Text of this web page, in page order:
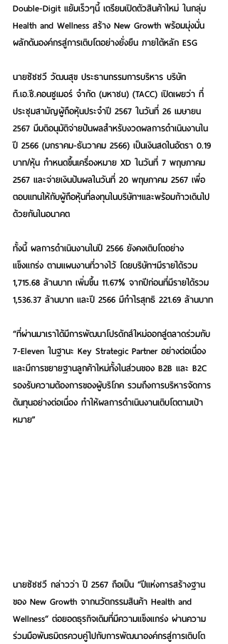
Double-Digit แย้มเร็วๆนี้ เตรียมเปิดตัวสินค้าใหม่ ในกลุ่ม
Health and Wellness สร้าง New Growth พร้อมมุ่งมั่น
ผลักดันองค์กรสู่การเติบโตอย่างยั่งยืน ภายใต้หลัก ESG
นายชัชชวี วัฒนสุข ประธานกรรมการบริหาร บริษัท
ที.เอ.ซี.คอนซูเมอร์ จำกัด (มหาชน) (TACC) เปิดเผยว่า ที่
ประชุมสามัญผู้ถือหุ้นประจำปี 2567 ในวันที่ 26 เมษายน
2567 มีมติอนุมัติจ่ายปันผลสำหรับงวดผลการดำเนินงานใน
ปี 2566 (มกราคม-ธันวาคม 2566) เป็นเงินสดในอัตรา 0.19
บาท/หุ้น กำหนดขึ้นเครื่องหมาย XD ในวันที่ 7 พฤษภาคม
2567 และจ่ายเงินปันผลในวันที่ 20 พฤษภาคม 2567 เพื่อ
ตอบแทนให้กับผู้ถือหุ้นที่ลงทุนในบริษัทฯและพร้อมก้าวเดินไป
ด้วยกันในอนาคต
ทั้งนี้ ผลการดำเนินงานในปี 2566 ยังคงเติบโตอย่าง
แข็งแกร่ง ตามแผนงานที่วางไว้ โดยบริษัทฯมีรายได้รวม
1,715.68 ล้านบาท เพิ่มขึ้น 11.67% จากปีก่อนที่มีรายได้รวม
1,536.37 ล้านบาท และปี 2566 มีกำไรสุทธิ 221.69 ล้านบาท
“ที่ผ่านมาเราได้มีการพัฒนาโปรดักส์ใหม่ออกสู่ตลาดร่วมกับ
7-Eleven ในฐานะ Key Strategic Partner อย่างต่อเนื่อง
และมีการขยายฐานลูกค้าใหม่ทั้งในส่วนของ B2B และ B2C
รองรับความต้องการของผู้บริโภค รวมถึงการบริหารจัดการ
ต้นทุนอย่างต่อเนื่อง ทำให้ผลการดำเนินงานเติบโตตามเป้า
หมาย”
นายชัชชวี กล่าวว่า ปี 2567 ถือเป็น “ปีแห่งการสร้างฐาน
ของ New Growth จากนวัตกรรมสินค้า Health and
Wellness“ ต่อยอดธุรกิจเดิมที่มีความแข็งแกร่ง ผ่านความ
ร่วมมือพันธมิตรควบคู่ไปกับการพัฒนาองค์กรสู่การเติบโต